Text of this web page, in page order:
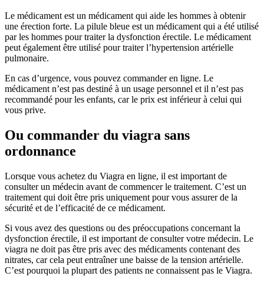
Le médicament est un médicament qui aide les hommes à obtenir
une érection forte. La pilule bleue est un médicament qui a été utilisé
par les hommes pour traiter la dysfonction érectile. Le médicament
peut également être utilisé pour traiter l’hypertension artérielle
pulmonaire.
En cas d’urgence, vous pouvez commander en ligne. Le
médicament n’est pas destiné à un usage personnel et il n’est pas
recommandé pour les enfants, car le prix est inférieur à celui qui
vous prive.
Ou commander du viagra sans
ordonnance
Lorsque vous achetez du Viagra en ligne, il est important de
consulter un médecin avant de commencer le traitement. C’est un
traitement qui doit être pris uniquement pour vous assurer de la
sécurité et de l’efficacité de ce médicament.
Si vous avez des questions ou des préoccupations concernant la
dysfonction érectile, il est important de consulter votre médecin. Le
viagra ne doit pas être pris avec des médicaments contenant des
nitrates, car cela peut entraîner une baisse de la tension artérielle.
C’est pourquoi la plupart des patients ne connaissent pas le Viagra.